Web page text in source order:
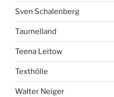
Sven Schalenberg
Taumelland
Teena Leitow
Texthölle
Walter Neiger